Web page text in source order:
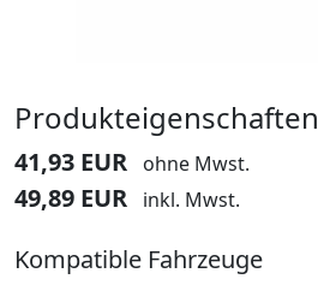
Produkteigenschaften
41,93 EUR ohne Mwst.
49,89 EUR inkl. Mwst.
Kompatible Fahrzeuge